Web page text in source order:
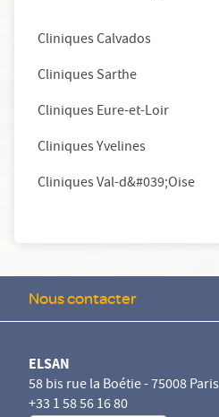
Cliniques Calvados
Cliniques Sarthe
Cliniques Eure-et-Loir
Cliniques Yvelines
Cliniques Val-d&#039;Oise
Nous contacter
ELSAN
58 bis rue la Boétie - 75008 Paris
+33 1 58 56 16 80